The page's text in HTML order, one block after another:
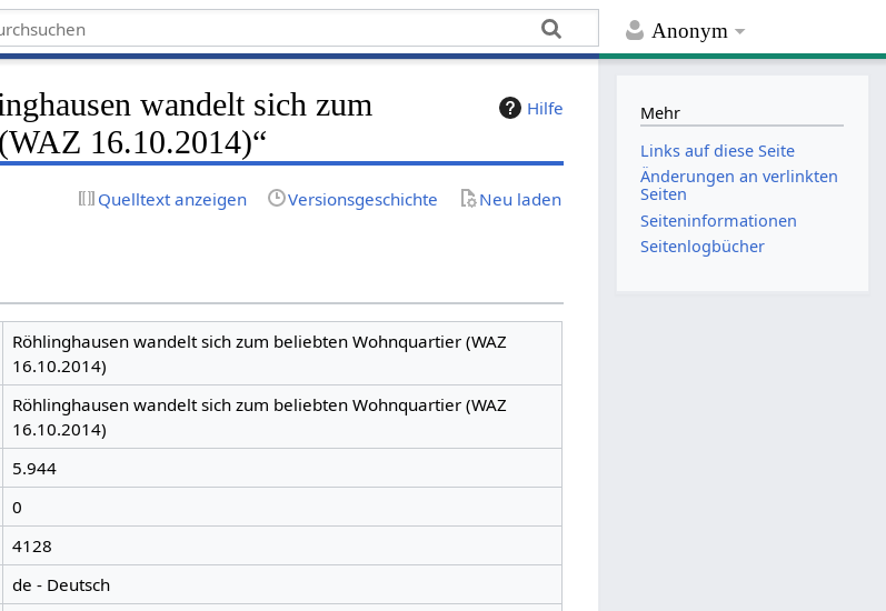
Anonym
Hilfe
wandelt sich zum
16.10.2014)“
Quelltext anzeigen Versionsgeschichte Neu laden
Röhlinghausen wandelt sich zum beliebten Wohnquartier (WAZ
16.10.2014)
Röhlinghausen wandelt sich zum beliebten Wohnquartier (WAZ
16.10.2014)
5.944
0
4128
de - Deutsch
Mehr
Links auf diese Seite
Änderungen an verlinkten
Seiten
Seiten­­informationen
Seitenlogbücher